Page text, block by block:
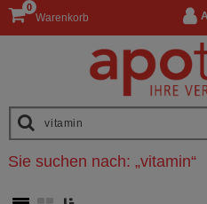
Warenkorb
0
Sie suchen nach: „vitamin“